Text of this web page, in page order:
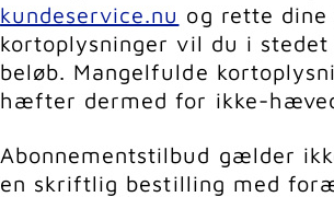
kundeservice.nu og rette dine
kortoplysninger vil du i
beløb. Mangelfulde
hæfter dermed for ikke-
Abonnementstilbud gælder
en skriftlig bestilling med